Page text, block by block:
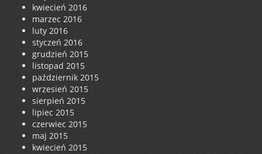
kwiecień 2016
marzec 2016
luty 2016
styczeń 2016
grudzień 2015
listopad 2015
październik 2015
wrzesień 2015
sierpień 2015
lipiec 2015
czerwiec 2015
maj 2015
kwiecień 2015